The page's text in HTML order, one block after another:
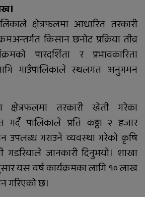
बुधबार चारसय बढि ग्यास
भित्रियो
बागचौरमा एक शिक्षक मृत
एयरपोर्ट स्तरबृद्धि भएपनि साँझ र
मात्रै प्लेन बस्न सक्छ: पोखरेल
क्षेत्रफलमा आधारित तरकारी
किसान छनोट प्रक्रिया तीव्र
पारदर्शिता र प्रभावकारिता
गाउँपालिकाले स्थलगत अनुगमन
क्षेत्रफलमा तरकारी खेती गरेका
पालिकाले प्रति कठ्ठा २ हजार
उपलब्ध गराउने व्यवस्था गरेको कृषि
गडरियाले जानकारी दिनुभयो। शाखा
यस वर्ष कार्यक्रमका लागि १० लाख
गरिएको छ।